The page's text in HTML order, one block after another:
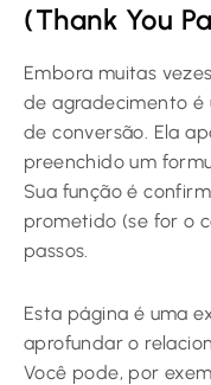
(Thank You
Embora muitas
de agradecimento é
de conversão. Ela
preenchido um
Sua função é
prometido (se for o
passos.
Esta página é uma
aprofundar o
Você pode, por